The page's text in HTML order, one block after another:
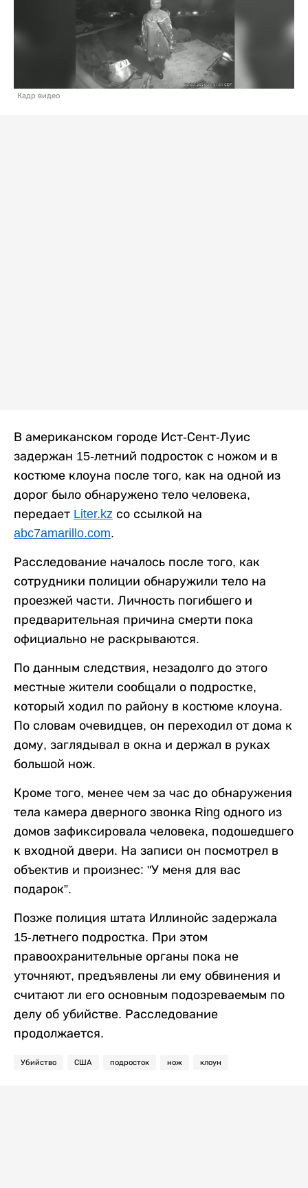
Кадр видео
В американском городе Ист-Сент-Луис
задержан 15-летний подросток с ножом и в
костюме клоуна после того, как на одной из
дорог было обнаружено тело человека,
передает Liter.kz со ссылкой на
abc7amarillo.com.
Расследование началось после того, как
сотрудники полиции обнаружили тело на
проезжей части. Личность погибшего и
предварительная причина смерти пока
официально не раскрываются.
По данным следствия, незадолго до этого
местные жители сообщали о подростке,
который ходил по району в костюме клоуна.
По словам очевидцев, он переходил от дома к
дому, заглядывал в окна и держал в руках
большой нож.
Кроме того, менее чем за час до обнаружения
тела камера дверного звонка Ring одного из
домов зафиксировала человека, подошедшего
к входной двери. На записи он посмотрел в
объектив и произнес: "У меня для вас
подарок”.
Позже полиция штата Иллинойс задержала
15-летнего подростка. При этом
правоохранительные органы пока не
уточняют, предъявлены ли ему обвинения и
считают ли его основным подозреваемым по
делу об убийстве. Расследование
продолжается.
Убийство США подросток нож клоун